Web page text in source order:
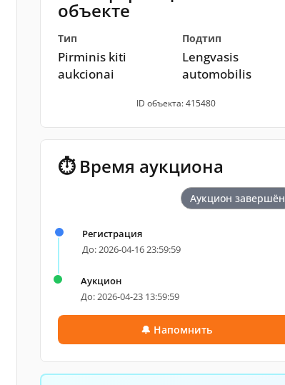
объекте
Тип
Pirminis kiti
aukcionai
Подтип
Lengvasis
automobilis
ID объекта: 415480
⏱ Время аукциона
Аукцион завершён
Регистрация
До: 2026-04-16 23:59:59
Аукцион
До: 2026-04-23 13:59:59
🔔 Напомнить